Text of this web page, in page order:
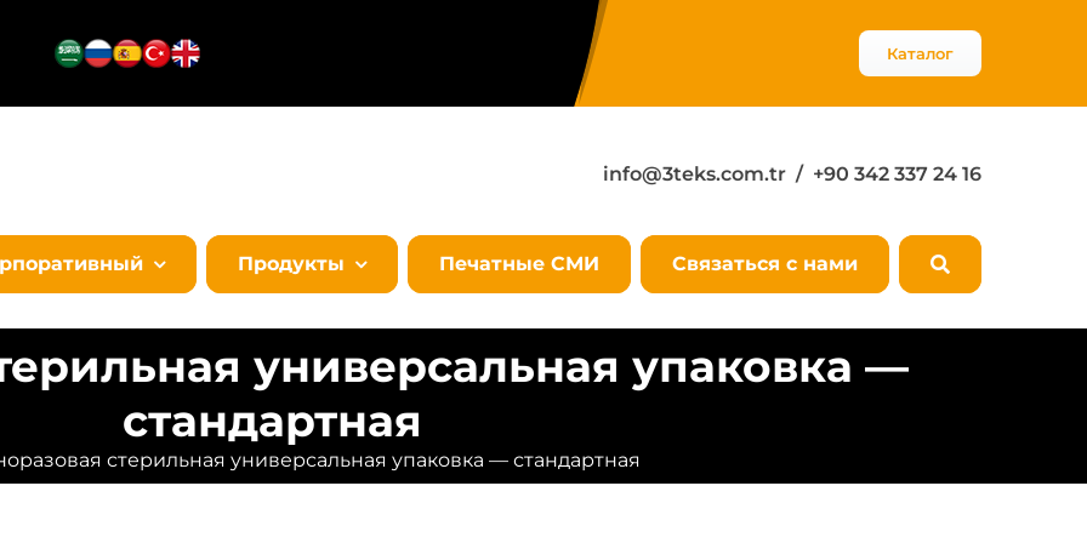
Каталог
info@3teks.com.tr / +90 342 337 24 16
Продукты Печатные СМИ Связаться с нами
универсальная упаковка —
стандартная
стерильная универсальная упаковка — стандартная